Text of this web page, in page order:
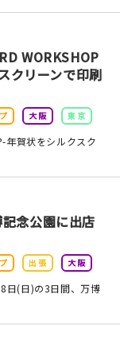
WORKSHOP
クリーンで印刷
大阪 東京
年賀状をシルクスク
念公園に出店
出張 大阪
日(日)の3日間、万博